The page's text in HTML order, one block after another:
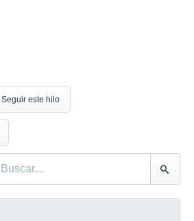
Seguir este hilo